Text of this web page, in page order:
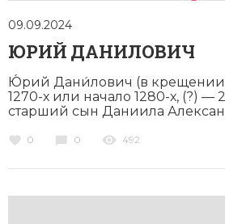
Образование
Общественные объединения и
Политическая история
Религия и церковь
09.09.2024
ЮРИЙ ДАНИЛОВИЧ
Ю́рий Дани́лович (в крещении
1270-х или начало ­1280-х, (?) —
старший сын Даниила
0 0 492